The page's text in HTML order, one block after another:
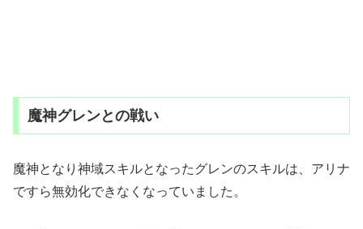
魔神グレンとの戦い
魔神となり神域スキルとなったグレンのスキルは、アリナ
ですら無効化できなくなっていました。